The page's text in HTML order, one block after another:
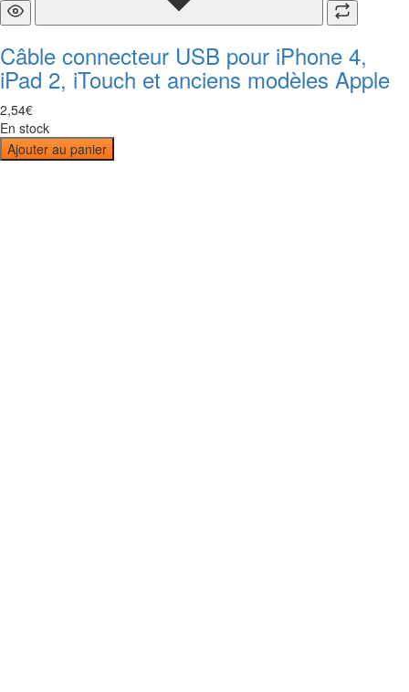
Câble connecteur USB pour iPhone 4,
iPad 2, iTouch et anciens modèles Apple
2,54€
En stock
Ajouter au panier